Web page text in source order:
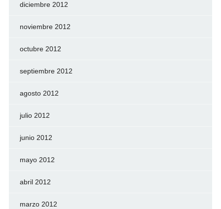
diciembre 2012
noviembre 2012
octubre 2012
septiembre 2012
agosto 2012
julio 2012
junio 2012
mayo 2012
abril 2012
marzo 2012